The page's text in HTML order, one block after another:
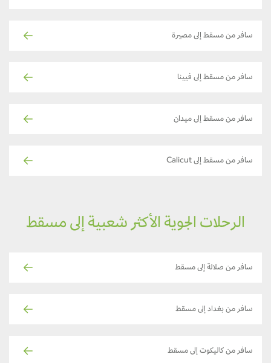
سافر من مسقط إلى مصيرة
سافر من مسقط إلى فيينا
سافر من مسقط إلى ميدان
سافر من مسقط إلى Calicut
الرحلات الجوية الأكثر شعبية إلى مسقط
سافر من صلالة إلى مسقط
سافر من بغداد إلى مسقط
سافر من كاليكوت إلى مسقط